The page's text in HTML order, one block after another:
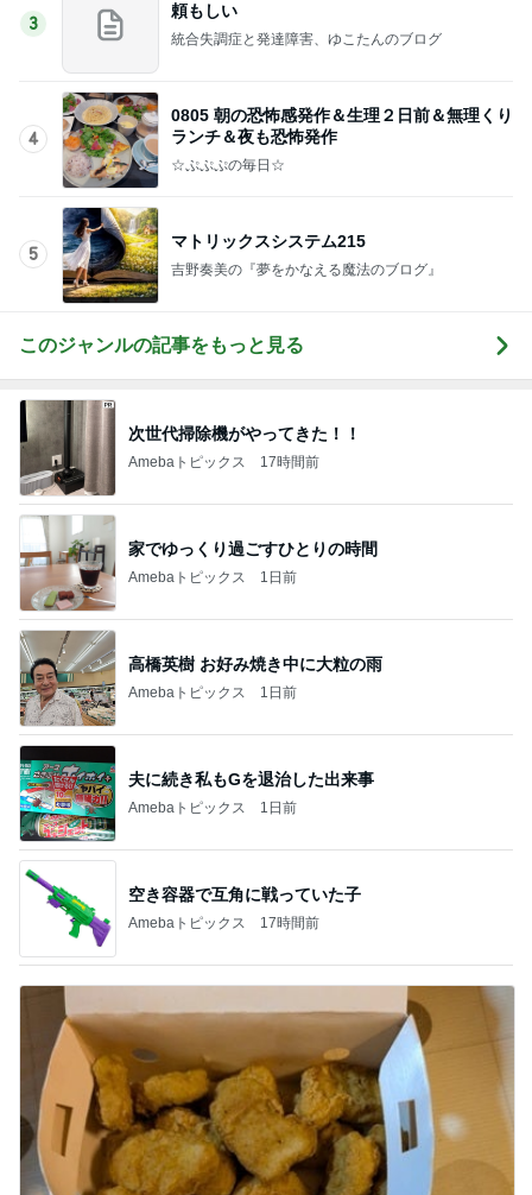
3
頼もしい
統合失調症と発達障害、ゆこたんのブログ
4
0805 朝の恐怖感発作＆生理２日前＆無理くり
ランチ＆夜も恐怖発作
☆ぷぷぷの毎日☆
5
マトリックスシステム215
吉野奏美の『夢をかなえる魔法のブログ』
このジャンルの記事をもっと見る
次世代掃除機がやってきた！！
Amebaトピックス 17時間前
家でゆっくり過ごすひとりの時間
Amebaトピックス 1日前
高橋英樹 お好み焼き中に大粒の雨
Amebaトピックス 1日前
夫に続き私もGを退治した出来事
Amebaトピックス 1日前
空き容器で互角に戦っていた子
Amebaトピックス 17時間前